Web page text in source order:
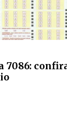
7086: